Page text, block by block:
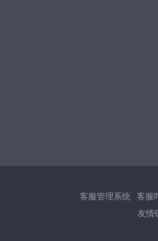
客服管理系统 客服
友情